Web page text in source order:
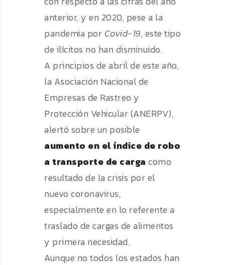
anterior, y en 2020, pese a la
pandemia por Covid-19, este tipo
de ilícitos no han disminuido.
A principios de abril de este año,
la Asociación Nacional de
Empresas de Rastreo y
Protección Vehicular (ANERPV),
alertó sobre un posible
aumento en el índice de robo
a transporte de carga como
resultado de la crisis por el
nuevo coronavirus,
especialmente en lo referente a
traslado de cargas de alimentos
y primera necesidad.
Aunque no todos los estados han